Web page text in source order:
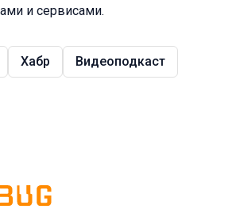
и сервисами.
Хабр Видеоподкаст